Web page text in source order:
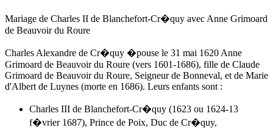
Mariage de Charles II de Blanchefort-Cr�quy avec Anne Grimoard
de Beauvoir du Roure
Charles Alexandre de Cr�quy �pouse le 31 mai 1620 Anne
Grimoard de Beauvoir du Roure (vers 1601-1686), fille de Claude
Grimoard de Beauvoir du Roure, Seigneur de Bonneval, et de Marie
d'Albert de Luynes (morte en 1686). Leurs enfants sont :
Charles III de Blanchefort-Cr�quy (1623 ou 1624-13
f�vrier 1687), Prince de Poix, Duc de Cr�quy,